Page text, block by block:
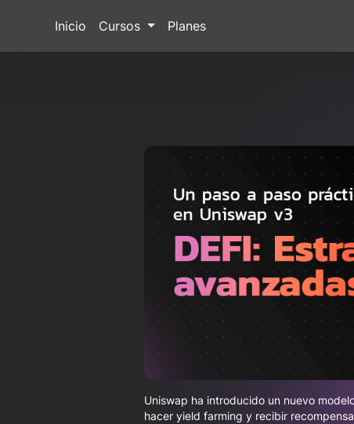
Inicio Cursos Planes
Uniswap ha introducido un nuevo
hacer yield farming y recibir